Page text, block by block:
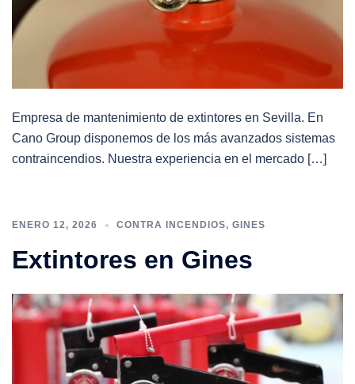
Empresa de mantenimiento de extintores en Sevilla. En
Cano Group disponemos de los más avanzados sistemas
contraincendios. Nuestra experiencia en el mercado […]
ENERO 12, 2026 CONTRA INCENDIOS, GINES
Extintores en Gines